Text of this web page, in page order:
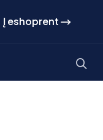
Į eshoprent